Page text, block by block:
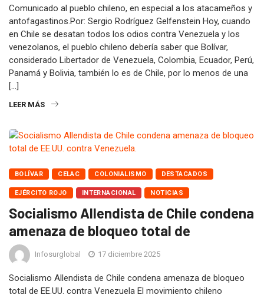
Comunicado al pueblo chileno, en especial a los atacameños y
antofagastinos.Por: Sergio Rodríguez Gelfenstein Hoy, cuando
en Chile se desatan todos los odios contra Venezuela y los
venezolanos, el pueblo chileno debería saber que Bolívar,
considerado Libertador de Venezuela, Colombia, Ecuador, Perú,
Panamá y Bolivia, también lo es de Chile, por lo menos de una
[…]
LEER MÁS
BOLÍVAR CELAC COLONIALISMO DESTACADOS
EJÉRCITO ROJO INTERNACIONAL NOTICIAS
Socialismo Allendista de Chile condena
amenaza de bloqueo total de
Infosurglobal 17 diciembre 2025
Socialismo Allendista de Chile condena amenaza de bloqueo
total de EE.UU. contra Venezuela El movimiento chileno